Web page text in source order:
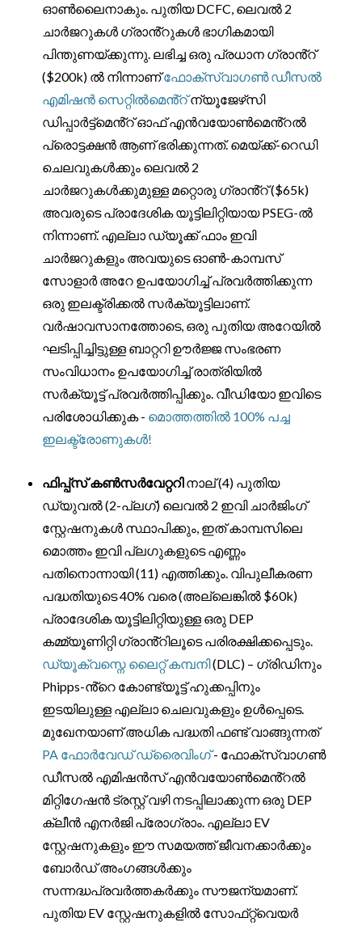
ഓൺലൈനാകും. പുതിയ DCFC, ലെവൽ 2
ചാർജറുകൾ ഗ്രാൻ്റുകൾ ഭാഗികമായി
പിന്തുണയ്ക്കുന്നു. ലഭിച്ച ഒരു പ്രധാന ഗ്രാൻ്റ്
($200k) ൽ നിന്നാണ്ഫോക്‌സ്‌വാഗൺ ഡീസൽ
എമിഷൻ സെറ്റിൽമെൻ്റ്ന്യൂജേഴ്‌സി
ഡിപ്പാർട്ട്‌മെൻ്റ് ഓഫ് എൻവയോൺമെൻ്റൽ
പ്രൊട്ടക്ഷൻ ആണ് ഭരിക്കുന്നത്. മെയ്ക്ക്-റെഡി
ചെലവുകൾക്കും ലെവൽ 2
ചാർജറുകൾക്കുമുള്ള മറ്റൊരു ഗ്രാൻ്റ് ($65k)
അവരുടെ പ്രാദേശിക യൂട്ടിലിറ്റിയായ PSEG-ൽ
നിന്നാണ്. എല്ലാ ഡ്യൂക്ക് ഫാം ഇവി
ചാർജറുകളും അവയുടെ ഓൺ-കാമ്പസ്
സോളാർ അറേ ഉപയോഗിച്ച് പ്രവർത്തിക്കുന്ന
ഒരു ഇലക്ട്രിക്കൽ സർക്യൂട്ടിലാണ്.
വർഷാവസാനത്തോടെ, ഒരു പുതിയ അറേയിൽ
ഘടിപ്പിച്ചിട്ടുള്ള ബാറ്ററി ഊർജ്ജ സംഭരണ
സംവിധാനം ഉപയോഗിച്ച് രാത്രിയിൽ
സർക്യൂട്ട് പ്രവർത്തിപ്പിക്കും. വീഡിയോ ഇവിടെ
പരിശോധിക്കുക - മൊത്തത്തിൽ 100% പച്ച
ഇലക്ട്രോണുകൾ!
ഫിപ്പ്സ് കൺസർവേറ്ററിനാല് (4) പുതിയ
ഡ്യുവൽ (2-പ്ലഗ്) ലെവൽ 2 ഇവി ചാർജിംഗ്
സ്റ്റേഷനുകൾ സ്ഥാപിക്കും, ഇത് കാമ്പസിലെ
മൊത്തം ഇവി പ്ലഗുകളുടെ എണ്ണം
പതിനൊന്നായി (11) എത്തിക്കും. വിപുലീകരണ
പദ്ധതിയുടെ 40% വരെ (അല്ലെങ്കിൽ $60k)
പ്രാദേശിക യൂട്ടിലിറ്റിയുള്ള ഒരു DEP
കമ്മ്യൂണിറ്റി ഗ്രാൻ്റിലൂടെ പരിരക്ഷിക്കപ്പെടും.
ഡ്യൂക്വസ്നെ ലൈറ്റ് കമ്പനി(DLC) – ഗ്രിഡിനും
Phipps-ൻ്റെ കോണ്ട്യൂട്ട് ഹുക്കപ്പിനും
ഇടയിലുള്ള എല്ലാ ചെലവുകളും ഉൾപ്പെടെ.
മുഖേനയാണ് അധിക പദ്ധതി ഫണ്ട് വാങ്ങുന്നത്
PA ഫോർവേഡ് ഡ്രൈവിംഗ്- ഫോക്‌സ്‌വാഗൺ
ഡീസൽ എമിഷൻസ് എൻവയോൺമെൻ്റൽ
മിറ്റിഗേഷൻ ട്രസ്റ്റ് വഴി നടപ്പിലാക്കുന്ന ഒരു DEP
ക്ലീൻ എനർജി പ്രോഗ്രാം. എല്ലാ EV
സ്റ്റേഷനുകളും ഈ സമയത്ത് ജീവനക്കാർക്കും
ബോർഡ് അംഗങ്ങൾക്കും
സന്നദ്ധപ്രവർത്തകർക്കും സൗജന്യമാണ്.
പുതിയ EV സ്റ്റേഷനുകളിൽ സോഫ്‌റ്റ്‌വെയർ